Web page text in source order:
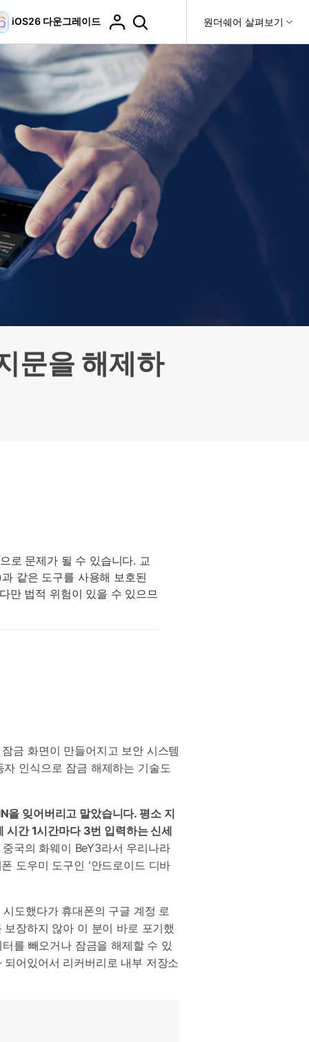
제품
상, 사진 등 복구
관리
원더쉐어 소개
비즈니스
제휴
회사 소개
뉴스룸
플랜 및 가격
도움말 센터
유틸리티
Dr.Fone
Recoverit
움말 센터 원더쉐어 살펴보기
데이터 복구
WhatsApp 전송
WhatsApp 백업 & 전송
핸드폰 전송
스
더 보기
DocPassRemover
PDF 잠금 해제 & 제한 제거
iCloud 활성화 잠금 해제
iCloud 잠금 & 음소거 카메라 우회
사용 방법은 무엇입니까?
사용 가이드
비디오 튜토리얼
다운로드 센터>
연락하기
고객 지원
도움말 센터
자주 묻는 질문, 문제 해결 및 일반적인 해결 방법을 제
공합니다.
최신 버전으로 업그레이드
Dr.Fone 13의 새로운 기능과 혜택을 확인하세요.
기업 및 단체 라이선스
팀 및 기업을 위한 라이선스와 우선 지원 서비스를 제공
iOS26 다운그레이드
문을 해제하
로 문제가 될 수 있습니다. 교
같은 도구를 사용해 보호된
만 법적 위험이 있을 수 있으므
금 화면이 만들어지고 보안 시스템
인식으로 잠금 해제하는 기술도
을 잊어버리고 말았습니다. 평소 지
시간 1시간마다 3번 입력하는 신세
국의 화웨이 BeY3라서 우리나라
도우미 도구인 '안드로이드 디바
도했다가 휴대폰의 구글 계정 로
장하지 않아 이 분이 바로 포기했
를 빼오거나 잠금을 해제할 수 있
어있어서 리커버리로 내부 저장소